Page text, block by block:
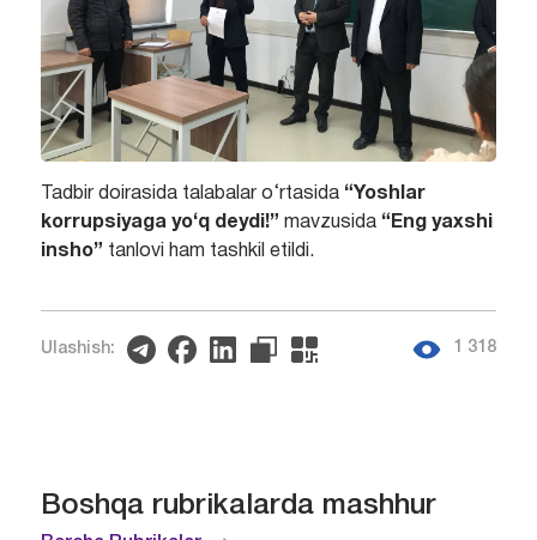
Tadbir doirasida talabalar o‘rtasida “Yoshlar
korrupsiyaga yo‘q deydi!” mavzusida “Eng yaxshi
insho” tanlovi ham tashkil etildi.
Ulashish: 1 318
Boshqa rubrikalarda mashhur